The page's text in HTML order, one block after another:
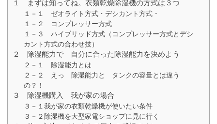
１ まずは知ってね。衣類乾燥除湿機の方式は３つ
１－１ ゼオライト方式・デシカント方式・
１－２ コンプレッサー方式
１－３ ハイブリッド方式（コンプレッサー方式とデシ
カント方式の合わせ技）
２ 除湿能力で 自分に合った除湿能力を決めよう
２－１ 除湿能力とは
２－２ えっ 除湿能力と タンクの容量とは違う
の？！
３ 除湿機購入 我が家の場合
３－１我が家の衣類乾燥機が使いたい条件
３－２除湿機を大型家電ショップに見に行く